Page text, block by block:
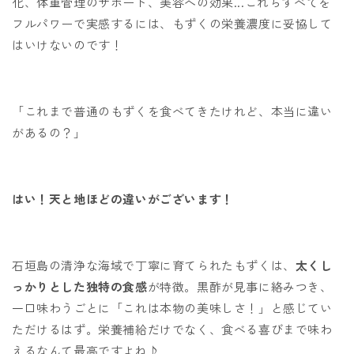
フルパワーで実感するには、もずくの栄養濃度に妥協して
はいけないのです！
「これまで普通のもずくを食べてきたけれど、本当に違い
があるの？」
はい！天と地ほどの違いがございます！
石垣島の清浄な海域で丁寧に育てられたもずくは、 太くし
っかりとした独特の食感が特徴。黒酢が見事に絡みつき、
一口味わうごとに「これは本物の美味しさ！」と感じてい
ただけるはず。栄養補給だけでなく、食べる喜びまで味わ
えるなんて最高ですよね♪